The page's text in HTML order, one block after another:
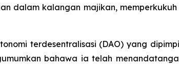
dalam kalangan majikan,
terdesentralisasi (DAO) yang
bahawa ia telah